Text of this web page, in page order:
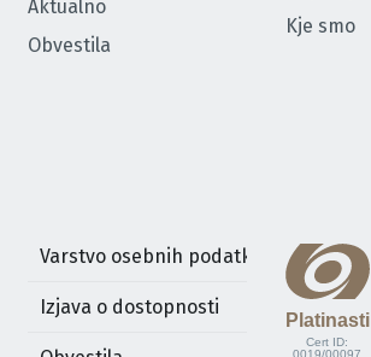
Aktualno
Obvestila
Kje smo
Varstvo osebnih podatkov
Izjava o dostopnosti
Platinasti
Cert ID:
0019/00097